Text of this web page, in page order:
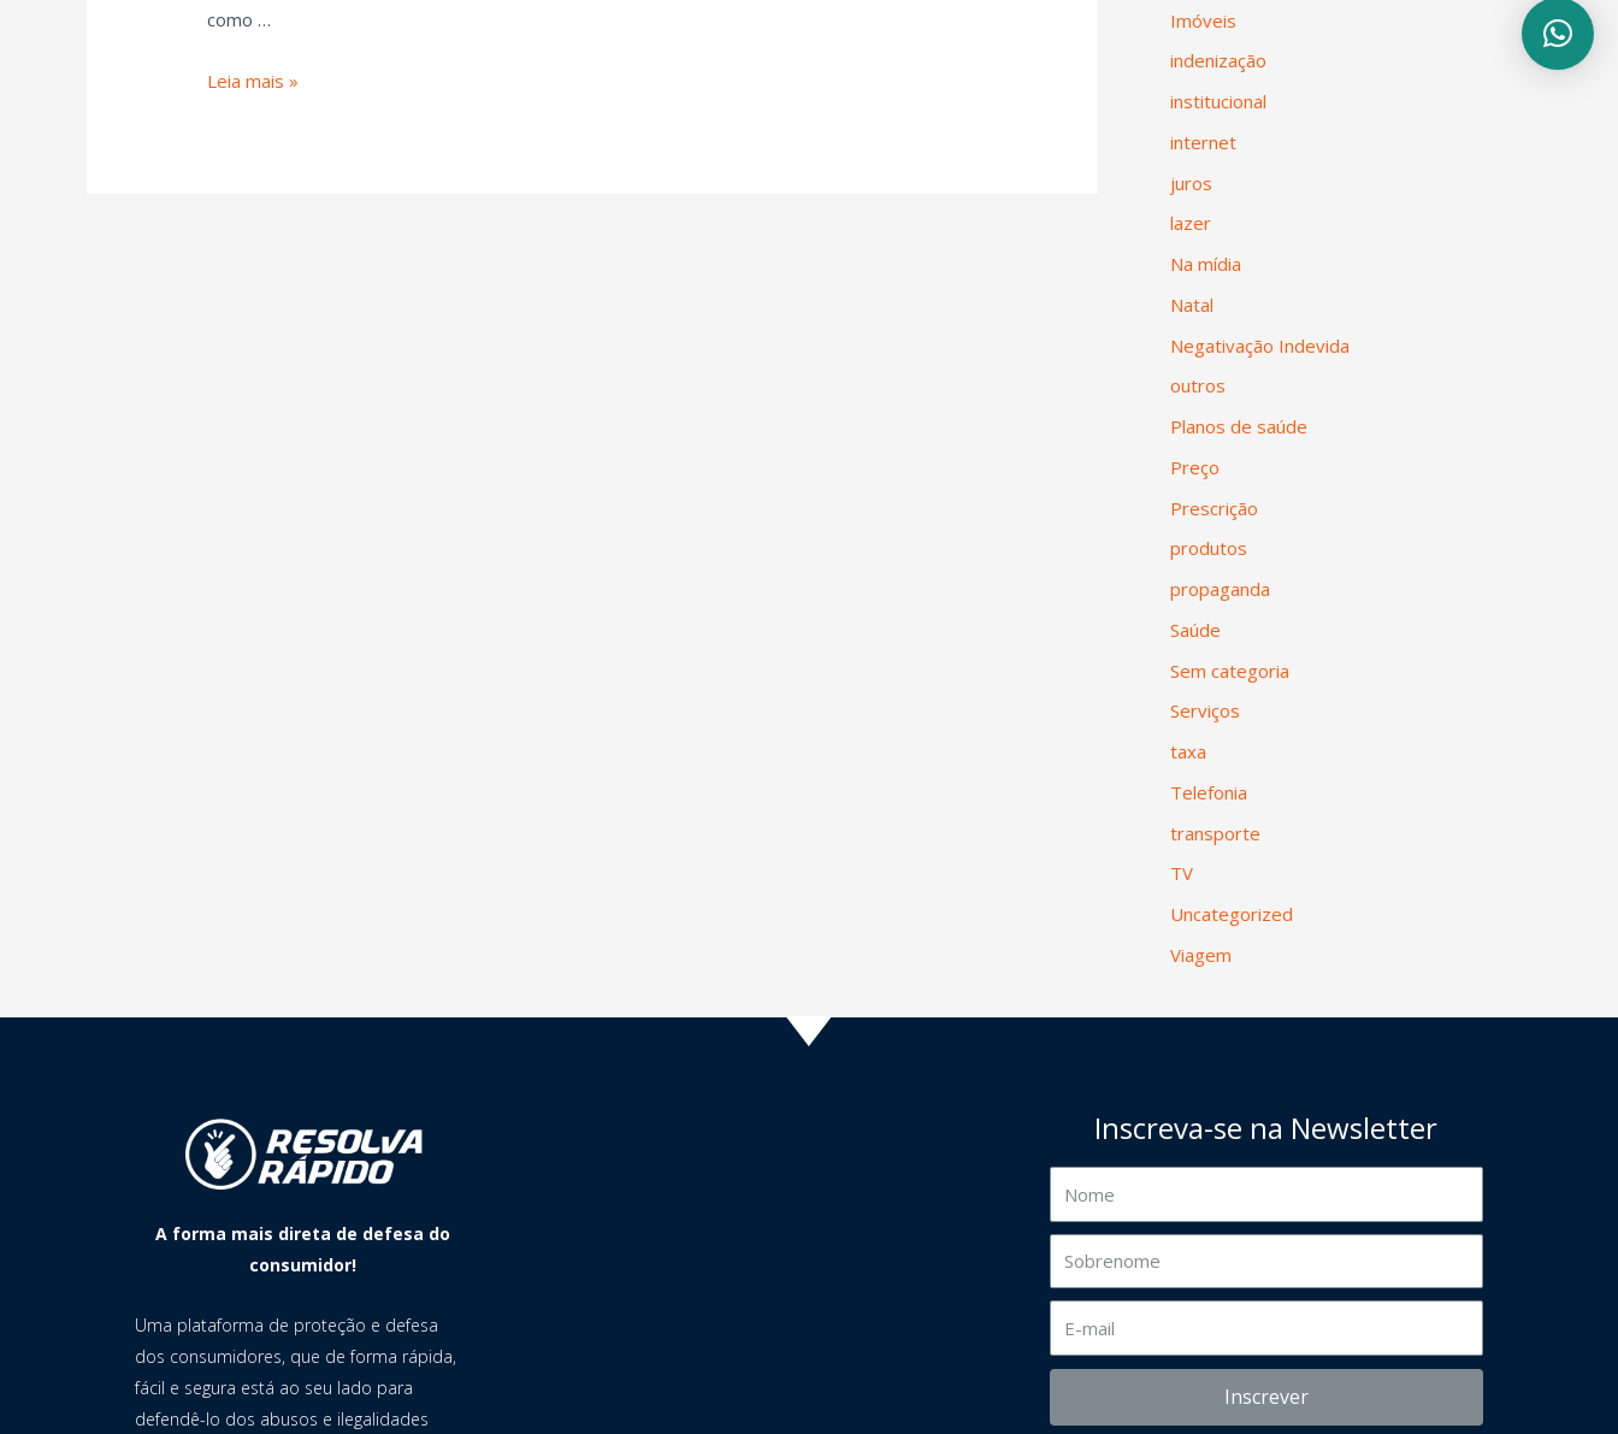
como …
Leia mais »
Imóveis
indenização
institucional
internet
juros
lazer
Na mídia
Natal
Negativação Indevida
outros
Planos de saúde
Preço
Prescrição
produtos
propaganda
Saúde
Sem categoria
Serviços
taxa
Telefonia
transporte
TV
Uncategorized
Viagem
A forma mais direta de defesa do
consumidor!
Uma plataforma de proteção e defesa
dos consumidores, que de forma rápida,
fácil e segura está ao seu lado para
defendê-lo dos abusos e ilegalidades
Inscreva-se na Newsletter
Inscrever